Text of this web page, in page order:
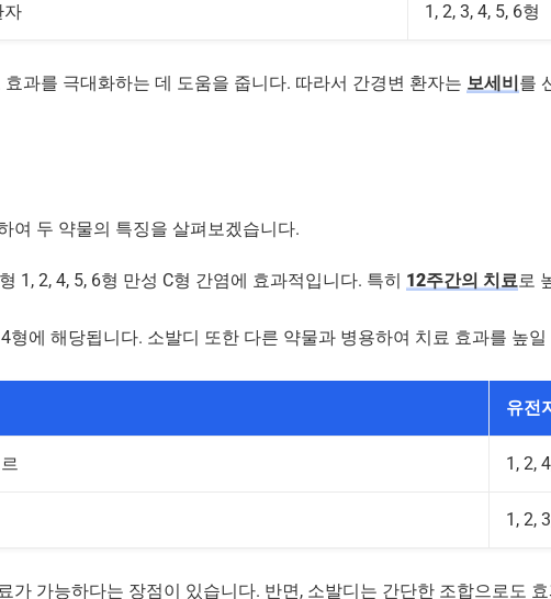
자 1, 2, 3, 4, 5, 6형
과를 극대화하는 데 도움을 줍니다. 따라서 간경변 환자는 보세비를
여 두 약물의 특징을 살펴보겠습니다.
1, 2, 4, 5, 6형 만성 C형 간염에 효과적입니다. 특히 12주간의 치료로
형에 해당됩니다. 소발디 또한 다른 약물과 병용하여 치료 효과를 높
유전
1, 2,
1, 2,
가 가능하다는 장점이 있습니다. 반면, 소발디는 간단한 조합으로도